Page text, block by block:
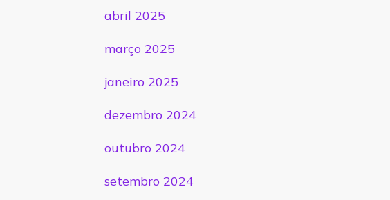
abril 2025
março 2025
janeiro 2025
dezembro 2024
outubro 2024
setembro 2024